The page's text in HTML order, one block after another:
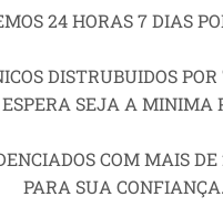
24 HORAS 7 DIAS
DISTRUBUIDOS
SEJA A MINIMA
COM MAIS
PARA SUA CONFIANÇA.